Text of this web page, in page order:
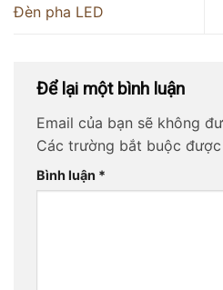
Đèn pha LED
Để lại một bình luận
Email của bạn sẽ không
Các trường bắt buộc được
Bình luận *